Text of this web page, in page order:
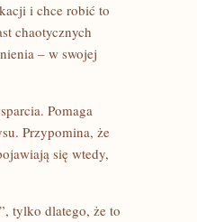
i chce robić to
chaotycznych
– w swojej
Pomaga
Przypomina, że
się wtedy,
tylko dlatego, że to